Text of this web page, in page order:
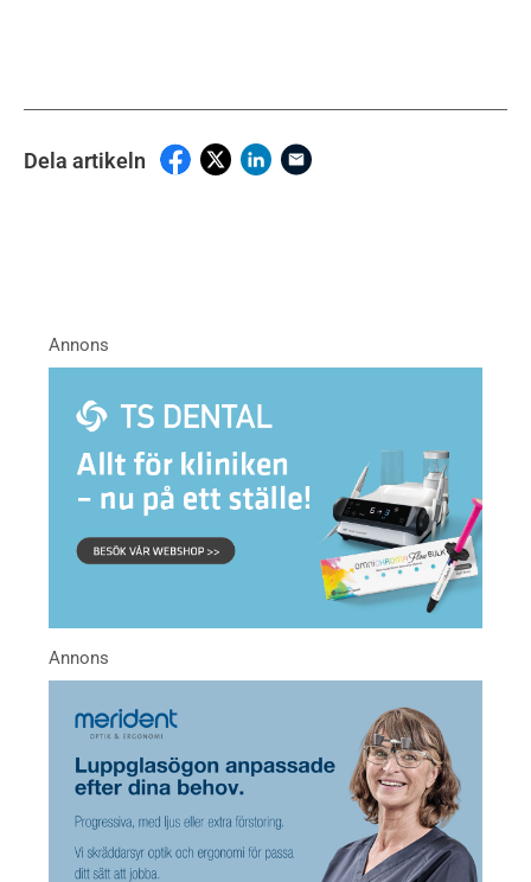
Dela artikeln